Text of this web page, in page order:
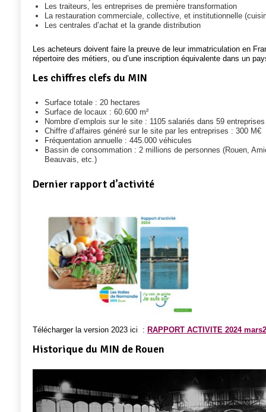
Les traiteurs, les entreprises de première transformation
La restauration commerciale, collective, et institutionnelle
Les centrales d’achat et la grande distribution
Les acheteurs doivent faire la preuve de leur immatriculation en
répertoire des métiers, ou d’une inscription équivalente dans un
Les chiffres clefs du MIN
Surface totale : 20 hectares
Surface de locaux : 60.600 m²
Nombre d’emplois sur le site : 1105 salariés dans 59 entreprises
Chiffre d’affaires généré sur le site par les entreprises : 300 M€
Fréquentation annuelle : 445.000 véhicules
Bassin de consommation : 2 millions de personnes (Rouen,
Beauvais, etc.)
Dernier rapport d’activité
Télécharger la version 2023 ici : RAPPORT ACTIVITE 2024
Historique du MIN de Rouen